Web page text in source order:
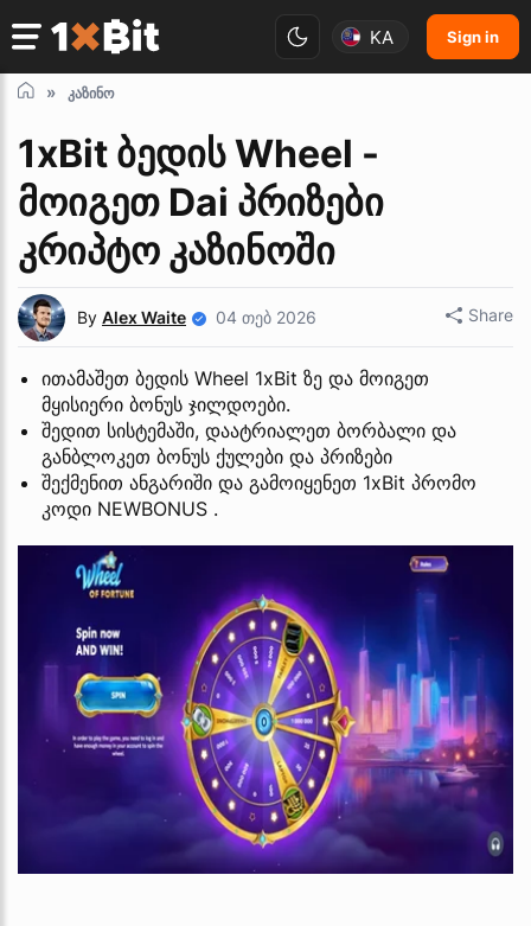
KA Sign in
კაზინო
1xBit ბედის Wheel -
მოიგეთ Dai პრიზები
კრიპტო კაზინოში
By Alex Waite 04 თებ 2026 Share
ითამაშეთ ბედის Wheel 1xBit ზე და მოიგეთ
მყისიერი ბონუს ჯილდოები.
შედით სისტემაში, დაატრიალეთ ბორბალი და
განბლოკეთ ბონუს ქულები და პრიზები
შექმენით ანგარიში და გამოიყენეთ 1xBit პრომო
კოდი NEWBONUS .